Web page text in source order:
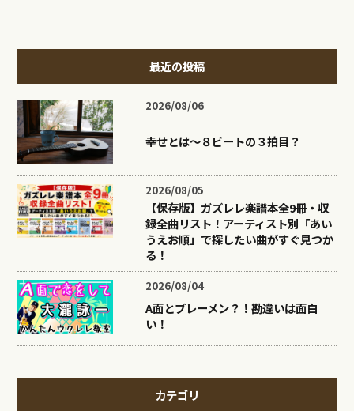
最近の投稿
2026/08/06
幸せとは〜８ビートの３拍目？
2026/08/05
【保存版】ガズレレ楽譜本全9冊・収
録全曲リスト！アーティスト別「あい
うえお順」で探したい曲がすぐ見つか
る！
2026/08/04
A面とブレーメン？！勘違いは面白
い！
カテゴリ